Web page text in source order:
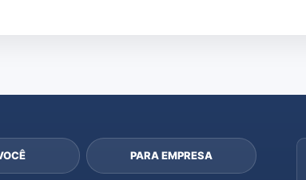
PARA EMPRESA